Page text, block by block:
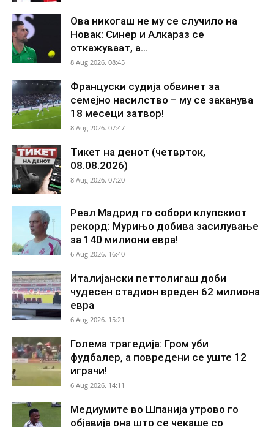
Ова никогаш не му се случило на
Новак: Синер и Алкараз се
откажуваат, а...
8 Aug 2026. 08:45
Француски судија обвинет за
семејно насилство – му се заканува
18 месеци затвор!
8 Aug 2026. 07:47
Тикет на денот (четврток,
08.08.2026)
8 Aug 2026. 07:20
Реал Мадрид го собори клупскиот
рекорд: Мурињо добива засилување
за 140 милиони евра!
6 Aug 2026. 16:40
Италијански петтолигаш доби
чудесен стадион вреден 62 милиона
евра
6 Aug 2026. 15:21
Голема трагедија: Гром уби
фудбалер, а повредени се уште 12
играчи!
6 Aug 2026. 14:11
Медиумите во Шпанија утрово го
објавија она што се чекаше со